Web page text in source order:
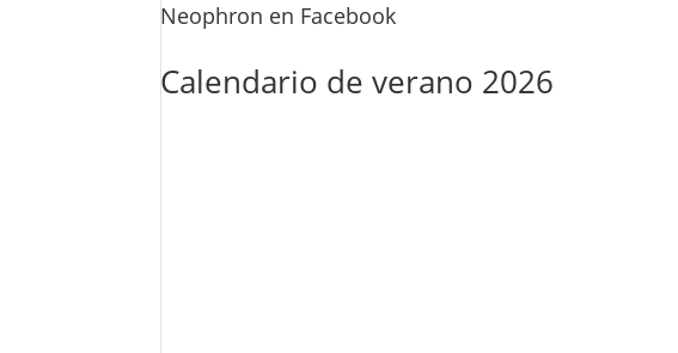
Neophron en Facebook
Calendario de verano 2026